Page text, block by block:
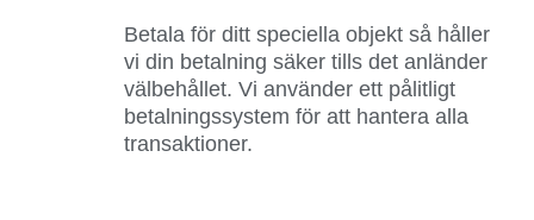
Betala för ditt speciella objekt så håller
vi din betalning säker tills det anländer
välbehållet. Vi använder ett pålitligt
betalningssystem för att hantera alla
transaktioner.